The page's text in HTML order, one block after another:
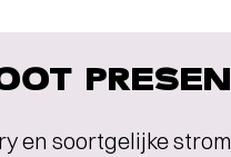
en soortgelijke